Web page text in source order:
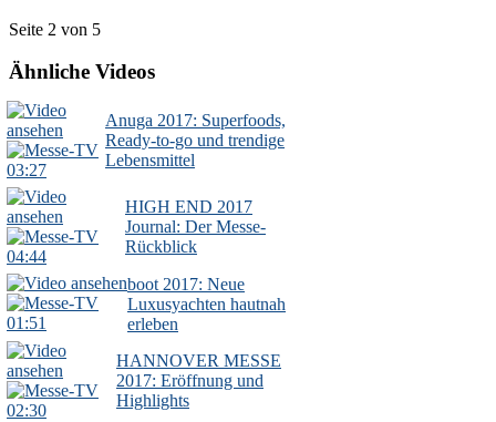
Seite 2 von 5
Ähnliche Videos
03:27
Anuga 2017: Superfoods,
Ready-to-go und trendige
Lebensmittel
04:44
HIGH END 2017
Journal: Der Messe-
Rückblick
01:51
boot 2017: Neue
Luxusyachten hautnah
erleben
02:30
HANNOVER MESSE
2017: Eröffnung und
Highlights